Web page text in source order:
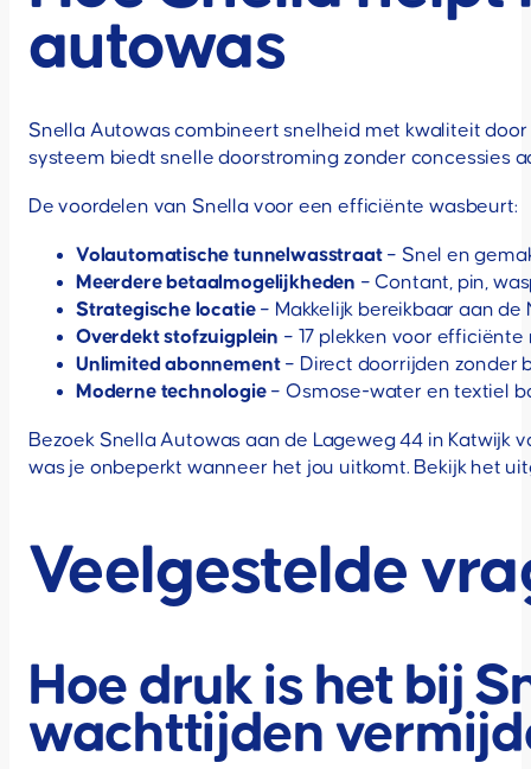
autowas
Snella Autowas combineert snelheid met kwaliteit
systeem biedt snelle doorstroming zonder concessies
De voordelen van Snella voor een efficiënte wasbeurt:
Volautomatische tunnelwasstraat– Snel en
Meerdere betaalmogelijkheden – Contant, pin,
Strategische locatie– Makkelijk bereikbaar aan de
Overdekt stofzuigplein – 17 plekken voor efficiënte
Unlimited abonnement– Direct doorrijden zonder
Moderne technologie– Osmose-water en textiel
Bezoek Snella Autowas aan de Lageweg 44 in
was je onbeperkt wanneer het jou uitkomt. Bekijk het
Veelgestelde
Hoe druk is het bij
wachttijden